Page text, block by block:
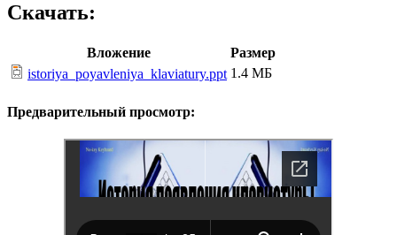
Скачать:
Вложение
Размер
istoriya_poyavleniya_klaviatury.ppt 1.4 МБ
Предварительный просмотр: